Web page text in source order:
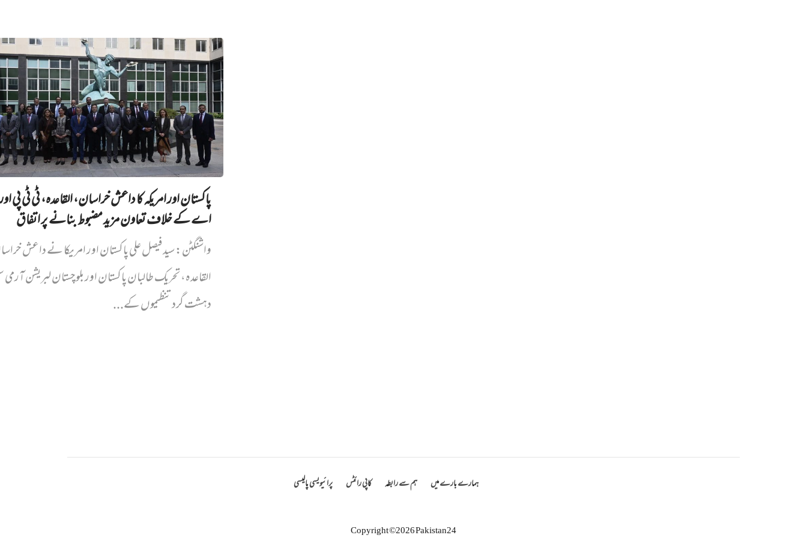
پاکستان اور امریکہ کا داعش خراسان، القاعدہ، ٹی ٹی پی
اے کے خلاف تعاون مزید مضبوط بنانے پر اتفاق
واشنگٹن: سید فیصل علی پاکستان اور امریکا نے داعش
القاعدہ، تحریک طالبان پاکستان اور بلوچستان لبریشن
دہشت گرد تنظیموں کے...
ہمارے بارے میں ہم سے رابطہ کاپی رائٹس پرائیویسی پالیسی
Copyright ©2026 Pakistan24